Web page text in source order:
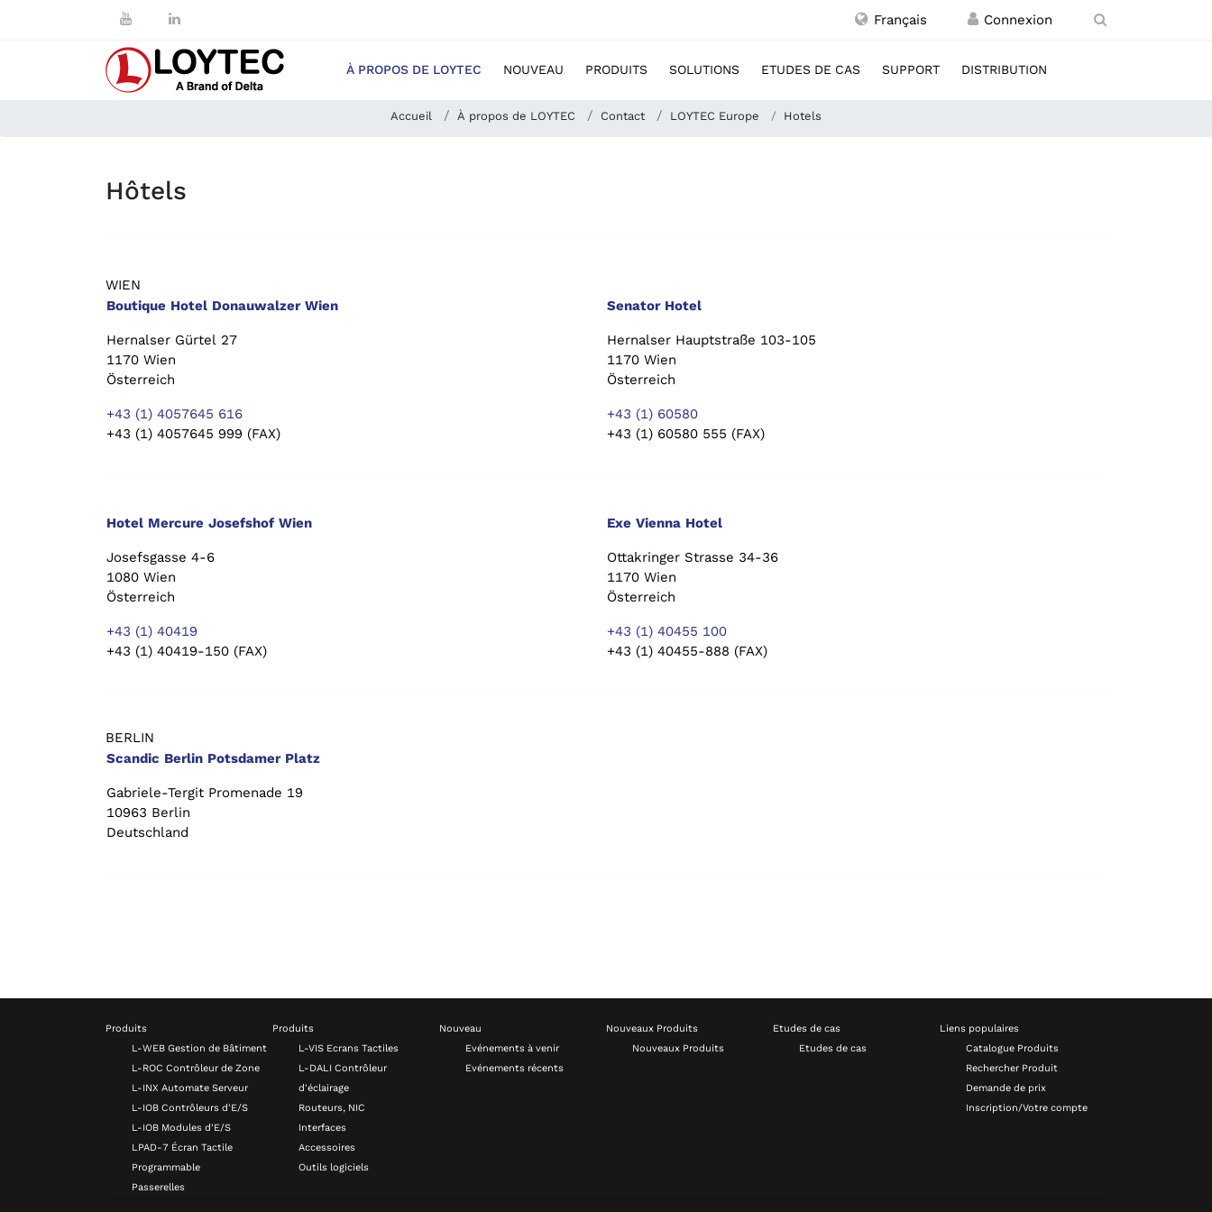
Français
À PROPOS DE LOYTEC NOUVEAU PRODUITS SOLUTIONS ETUDES DE CAS SUPPORT DISTRIBUTION
Accueil À propos de LOYTEC Contact LOYTEC Europe Hotels
Hôtels
WIEN
Boutique Hotel Donauwalzer Wien
Hernalser Gürtel 27
1170 Wien
Österreich
+43 (1) 4057645 616
+43 (1) 4057645 999 (FAX)
Senator Hotel
Hernalser Hauptstraße 103-105
1170 Wien
Österreich
+43 (1) 60580
+43 (1) 60580 555 (FAX)
Hotel Mercure Josefshof Wien
Josefsgasse 4-6
1080 Wien
Österreich
+43 (1) 40419
+43 (1) 40419-150 (FAX)
Exe Vienna Hotel
Ottakringer Strasse 34-36
1170 Wien
Österreich
+43 (1) 40455 100
+43 (1) 40455-888 (FAX)
BERLIN
Scandic Berlin Potsdamer Platz
Gabriele-Tergit Promenade 19
10963 Berlin
Deutschland
Produits
L-WEB Gestion de Bâtiment
L-ROC Contrôleur de Zone
L-INX Automate Serveur
L-IOB Contrôleurs d'E/S
L-IOB Modules d'E/S
LPAD-7 Écran Tactile
Programmable
Passerelles
Produits
L-VIS Ecrans Tactiles
L-DALI Contrôleur
d'éclairage
Routeurs, NIC
Interfaces
Accessoires
Outils logiciels
Nouveau
Evénements à venir
Evénements récents
Nouveaux Produits
Nouveaux Produits
Etudes de cas
Etudes de cas
Liens populaires
Catalogue Produits
Rechercher Produit
Demande de prix
Inscription/Votre compte